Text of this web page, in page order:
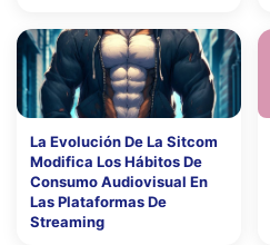
La Evolución De La Sitcom
Modifica Los Hábitos De
Consumo Audiovisual En
Las Plataformas De
Streaming